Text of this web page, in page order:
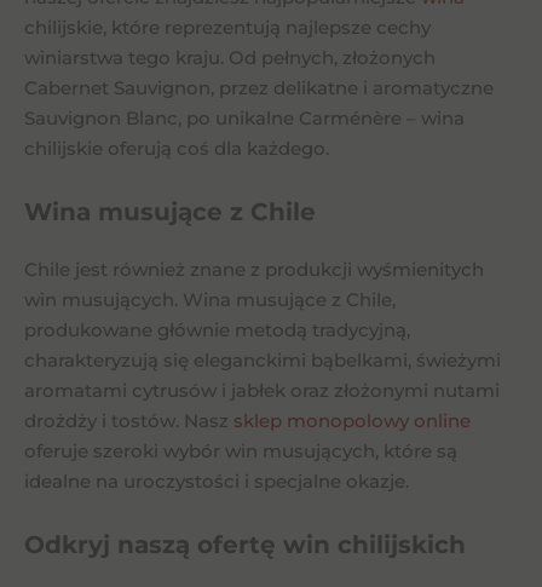
chilijskie, które reprezentują najlepsze cechy
winiarstwa tego kraju. Od pełnych, złożonych
Cabernet Sauvignon, przez delikatne i aromatyczne
Sauvignon Blanc, po unikalne Carménère – wina
chilijskie oferują coś dla każdego.
Wina musujące z Chile
Chile jest również znane z produkcji wyśmienitych
win musujących. Wina musujące z Chile,
produkowane głównie metodą tradycyjną,
charakteryzują się eleganckimi bąbelkami, świeżymi
aromatami cytrusów i jabłek oraz złożonymi nutami
drożdży i tostów. Nasz sklep monopolowy online
oferuje szeroki wybór win musujących, które są
idealne na uroczystości i specjalne okazje.
Odkryj naszą ofertę win chilijskich